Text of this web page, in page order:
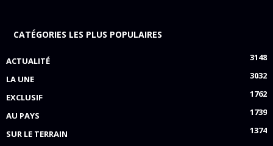
CATÉGORIES LES PLUS POPULAIRES
ACTUALITÉ
3148
LA UNE
3032
EXCLUSIF
1762
AU PAYS
1739
SUR LE TERRAIN
1374